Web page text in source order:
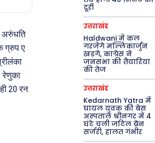
अरुंधति
ग्रुप ए
रेणुका
20 रन
दूरी
उत्तराखंड
Haldwani में कल
गरजेंगे मल्लिकार्जुन
खड़गे, कांग्रेस ने
जनसभा की तैयारियां
की तेज
उत्तराखंड
Kedarnath Yatra में
घायल युवक की बेस
अस्पताल श्रीनगर में 4
घंटे चली जटिल ब्रेन
सर्जरी, हालत गंभीर